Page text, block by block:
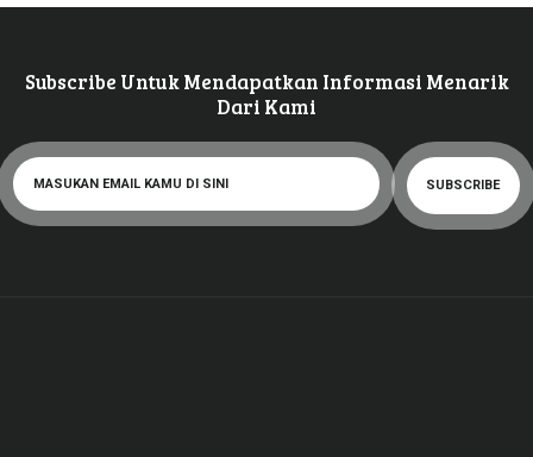
Subscribe Untuk Mendapatkan Informasi Menarik
Dari Kami